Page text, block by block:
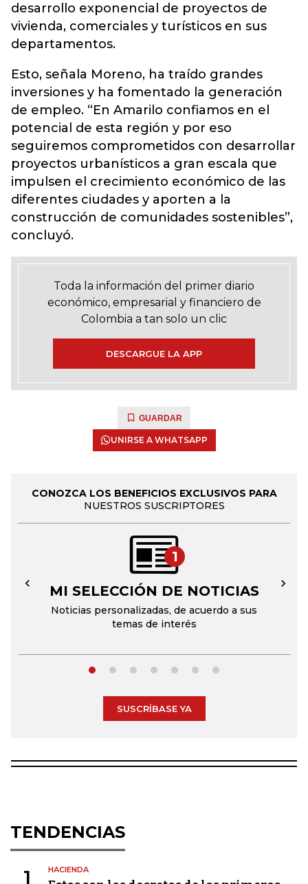
desarrollo exponencial de proyectos de
vivienda, comerciales y turísticos en sus
departamentos.
Esto, señala Moreno, ha traído grandes
inversiones y ha fomentado la generación
de empleo. “En Amarilo confiamos en el
potencial de esta región y por eso
seguiremos comprometidos con desarrollar
proyectos urbanísticos a gran escala que
impulsen el crecimiento económico de las
diferentes ciudades y aporten a la
construcción de comunidades sostenibles”,
concluyó.
Toda la información del primer diario
económico, empresarial y financiero de
Colombia a tan solo un clic
DESCARGUE LA APP
GUARDAR
UNIRSE A WHATSAPP
CONOZCA LOS BENEFICIOS EXCLUSIVOS PARA
NUESTROS SUSCRIPTORES
1
MI SELECCIÓN DE NOTICIAS
Noticias personalizadas, de acuerdo a sus
temas de interés
← →
SUSCRÍBASE YA
TENDENCIAS
1 HACIENDA